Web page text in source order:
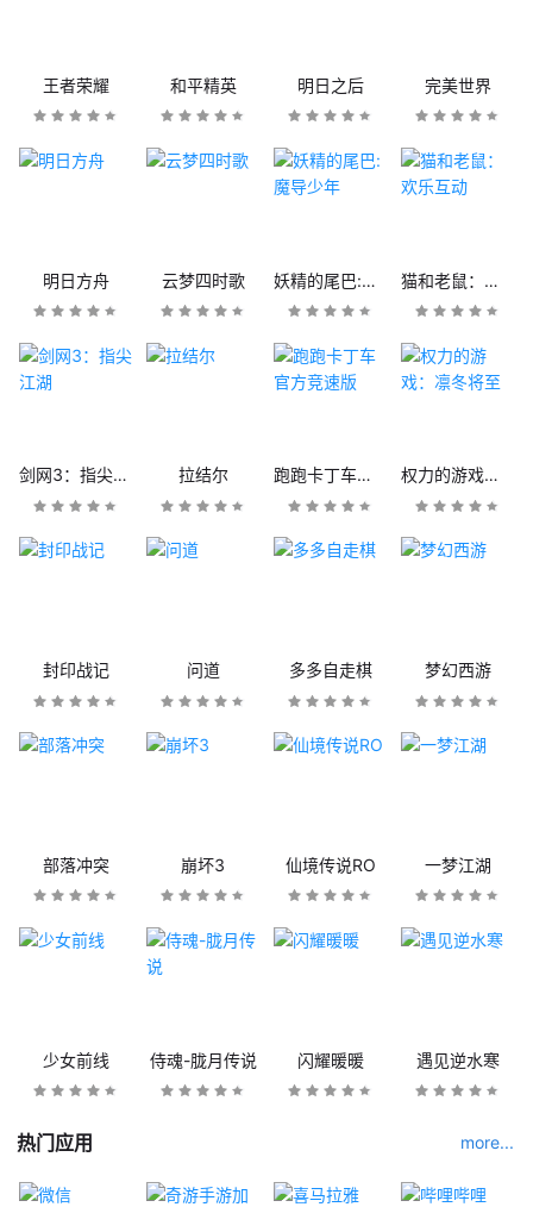
王者荣耀 和平精英 明日之后 完美世界
明日方舟 云梦四时歌 妖精的尾巴:魔导少年 猫和老鼠：欢乐互动
剑网3：指尖江湖 拉结尔 跑跑卡丁车官方竞速版 权力的游戏：凛冬将至
封印战记 问道 多多自走棋 梦幻西游
部落冲突 崩坏3 仙境传说RO 一梦江湖
少女前线 侍魂-胧月传说 闪耀暖暖 遇见逆水寒
热门应用 more...